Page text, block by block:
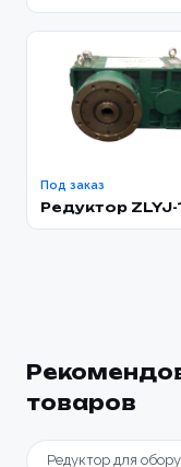
Под заказ
Редуктор ZLYJ-
товаров
Редуктор для